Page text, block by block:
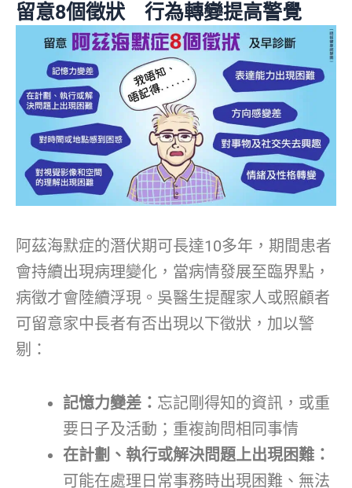
留意8個徵狀 行為轉變提高警覺
阿茲海默症的潛伏期可長達10多年，期間患者
會持續出現病理變化，當病情發展至臨界點，
病徵才會陸續浮現。吳醫生提醒家人或照顧者
可留意家中長者有否出現以下徵狀，加以警
剔：
記憶力變差： 忘記剛得知的資訊，或重
要日子及活動；重複詢問相同事情
在計劃、執行或解決問題上出現困難：
可能在處理日常事務時出現困難、無法